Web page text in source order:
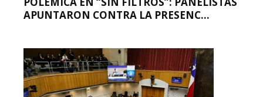
APUNTARON CONTRA LA PRESENC...